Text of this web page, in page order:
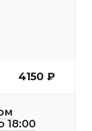
4150 ₽
18:00